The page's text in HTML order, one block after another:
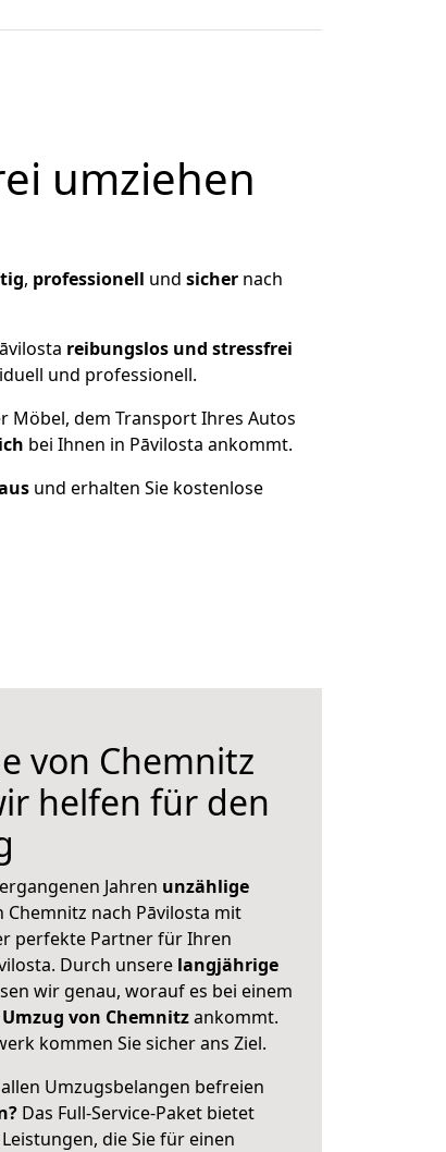
umziehen
, professionell und sicher nach
reibungslos und stressfrei
und professionell.
Möbel, dem Transport Ihres Autos
bei Ihnen in Pāvilosta ankommt.
und erhalten Sie kostenlose
von Chemnitz
helfen für den
Jahren unzählige
Chemnitz nach Pāvilosta mit
perfekte Partner für Ihren
Durch unsere langjährige
wir genau, worauf es bei einem
von Chemnitzankommt.
kommen Sie sicher ans Ziel.
Umzugsbelangen befreien
Das Full-Service-Paket bietet
die Sie für einen